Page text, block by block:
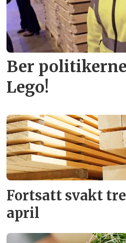
Ber
Lego!
Fortsatt svakt
april